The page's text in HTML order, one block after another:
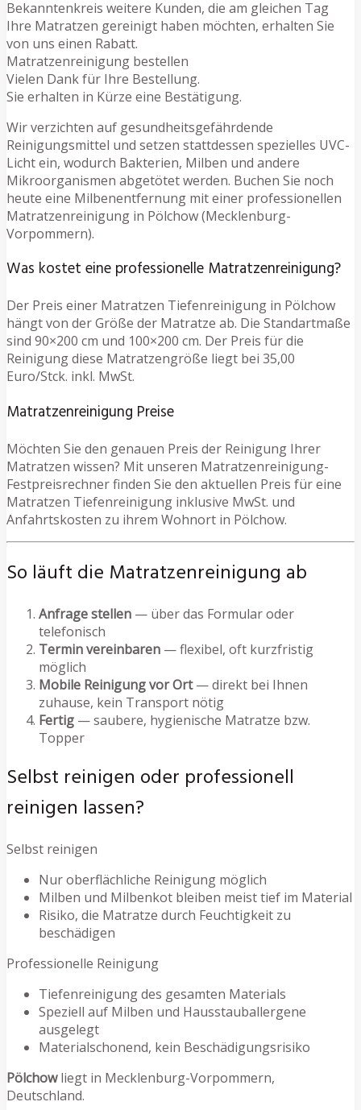
Bekanntenkreis weitere Kunden, die am gleichen Tag
Ihre Matratzen gereinigt haben möchten, erhalten Sie
von uns einen Rabatt.
Matratzenreinigung bestellen
Vielen Dank für Ihre Bestellung.
Sie erhalten in Kürze eine Bestätigung.
Wir verzichten auf gesundheitsgefährdende
Reinigungsmittel und setzen stattdessen spezielles UVC-
Licht ein, wodurch Bakterien, Milben und andere
Mikroorganismen abgetötet werden. Buchen Sie noch
heute eine Milbenentfernung mit einer professionellen
Matratzenreinigung in Pölchow (Mecklenburg-
Vorpommern).
Was kostet eine professionelle Matratzenreinigung?
Der Preis einer Matratzen Tiefenreinigung in Pölchow
hängt von der Größe der Matratze ab. Die Standartmaße
sind 90×200 cm und 100×200 cm. Der Preis für die
Reinigung diese Matratzengröße liegt bei 35,00
Euro/Stck. inkl. MwSt.
Matratzenreinigung Preise
Möchten Sie den genauen Preis der Reinigung Ihrer
Matratzen wissen? Mit unseren Matratzenreinigung-
Festpreisrechner finden Sie den aktuellen Preis für eine
Matratzen Tiefenreinigung inklusive MwSt. und
Anfahrtskosten zu ihrem Wohnort in Pölchow.
So läuft die Matratzenreinigung ab
Anfrage stellen — über das Formular oder
telefonisch
Termin vereinbaren — flexibel, oft kurzfristig
möglich
Mobile Reinigung vor Ort— direkt bei Ihnen
zuhause, kein Transport nötig
Fertig — saubere, hygienische Matratze bzw.
Topper
Selbst reinigen oder professionell
reinigen lassen?
Selbst reinigen
Nur oberflächliche Reinigung möglich
Milben und Milbenkot bleiben meist tief im Material
Risiko, die Matratze durch Feuchtigkeit zu
beschädigen
Professionelle Reinigung
Tiefenreinigung des gesamten Materials
Speziell auf Milben und Hausstauballergene
ausgelegt
Materialschonend, kein Beschädigungsrisiko
Pölchowliegt in Mecklenburg-Vorpommern,
Deutschland.